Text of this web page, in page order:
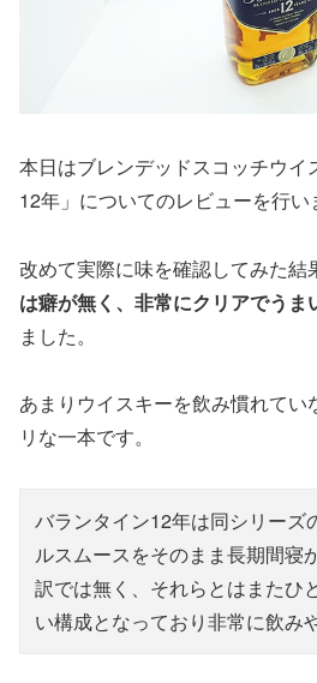
本日はブレンデッドスコッチウイ
12年」についてのレビューを行い
改めて実際に味を確認してみた結
は癖が無く、非常にクリアでうま
ました。
あまりウイスキーを飲み慣れてい
リな一本です。
バランタイン12年は同シリーズ
ルスムースをそのまま長期間寝
訳では無く、それらとはまたひ
い構成となっており非常に飲み